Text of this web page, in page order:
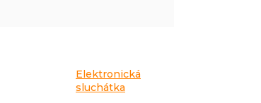
Elektronická
sluchátka